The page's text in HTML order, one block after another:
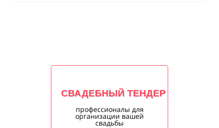
СВАДЕБНЫЙ ТЕНДЕР
профессионалы для
организации вашей
свадьбы